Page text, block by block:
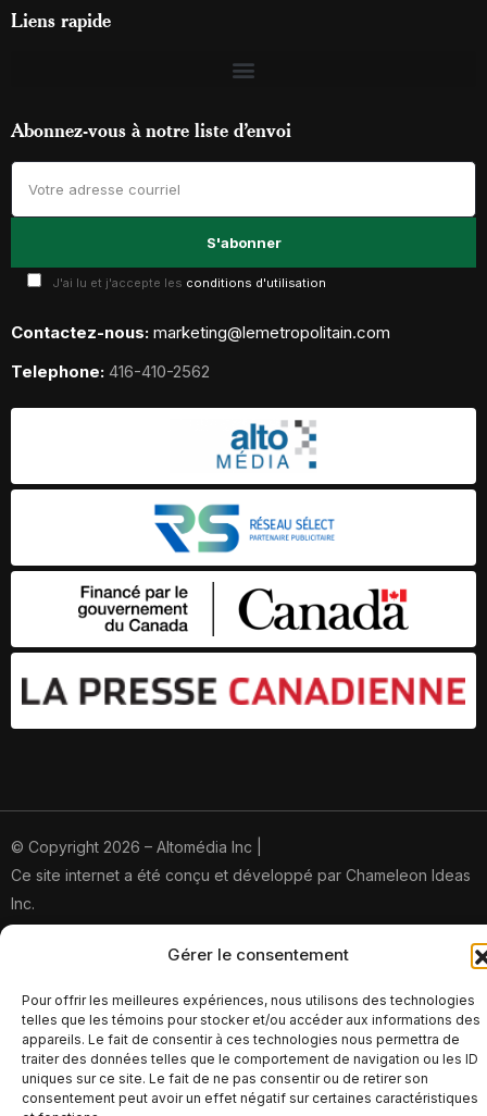
Gérer le consentement
Pour offrir les meilleures expériences, nous utilisons des technologies
telles que les témoins pour stocker et/ou accéder aux informations des
appareils. Le fait de consentir à ces technologies nous permettra de
traiter des données telles que le comportement de navigation ou les ID
uniques sur ce site. Le fait de ne pas consentir ou de retirer son
consentement peut avoir un effet négatif sur certaines caractéristiques
Liens rapide
Abonnez-vous à notre liste d’envoi
J'ai lu et j'accepte les conditions d'utilisation
Contactez-nous: marketing@lemetropolitain.com
Telephone: 416-410-2562
© Copyright 2026 – Altomédia Inc |
Ce site internet a été conçu et développé par Chameleon Ideas
Inc.